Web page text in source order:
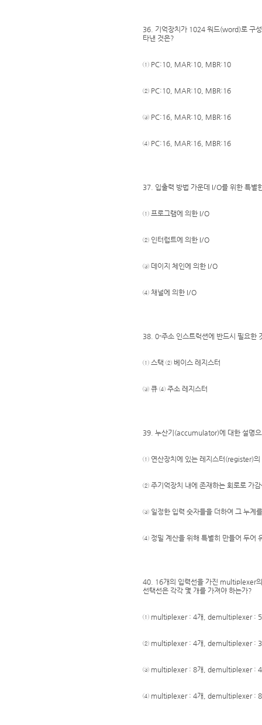
36. 기억장치가 1024 워드(word)로 구
타낸 것은?
① PC:10, MAR:10, MBR:10
② PC:10, MAR:10, MBR:16
③ PC:16, MAR:10, MBR:16
④ PC:16, MAR:16, MBR:16
37. 입출력 방법 가운데 I/O를 위한 특별
① 프로그램에 의한 I/O
② 인터럽트에 의한 I/O
③ 데이지 체인에 의한 I/O
④ 채널에 의한 I/O
38. 0-주소 인스트럭션에 반드시 필요한
① 스택 ② 베이스 레지스터
③ 큐 ④ 주소 레지스터
39. 누산기(accumulator)에 대한 설명으
① 연산장치에 있는 레지스터(register)의
② 주기억장치 내에 존재하는 회로로 가
③ 일정한 입력 숫자들을 더하여 그 누계
④ 정밀 계산을 위해 특별히 만들어 두어
40. 16개의 입력선을 가진 multiplexer
선택선은 각각 몇 개를 가져야 하는가?
① multiplexer : 4개, demultiplexer : 5
② multiplexer : 4개, demultiplexer : 3
③ multiplexer : 8개, demultiplexer : 4
④ multiplexer : 4개, demultiplexer : 8